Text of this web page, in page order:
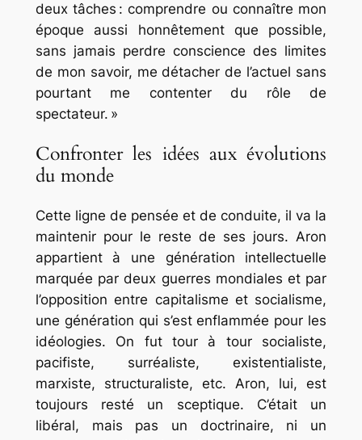
deux tâches : comprendre ou connaître mon
époque aussi honnêtement que possible,
sans jamais perdre conscience des limites
de mon savoir, me détacher de l’actuel sans
pourtant me contenter du rôle de
spectateur. »
Confronter les idées aux évolutions
du monde
Cette ligne de pensée et de conduite, il va la
maintenir pour le reste de ses jours. Aron
appartient à une génération intellectuelle
marquée par deux guerres mondiales et par
l’opposition entre capitalisme et socialisme,
une génération qui s’est enflammée pour les
idéologies. On fut tour à tour socialiste,
pacifiste, surréaliste, existentialiste,
marxiste, structuraliste, etc. Aron, lui, est
toujours resté un sceptique. C’était un
libéral, mais pas un doctrinaire, ni un